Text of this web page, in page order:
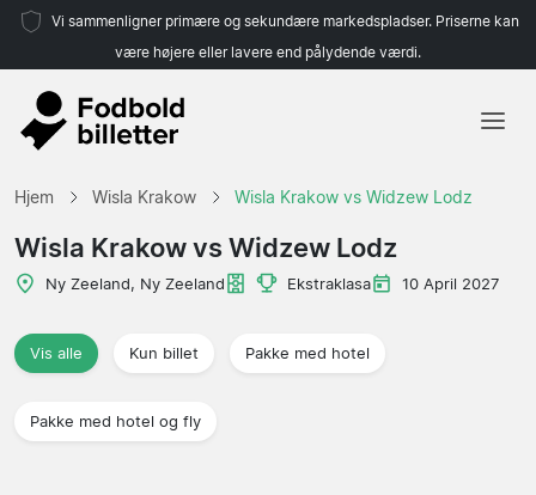
Vi sammenligner primære og sekundære markedspladser. Priserne kan
være højere eller lavere end pålydende værdi.
Hjem Wisla Krakow Wisla Krakow vs Widzew Lodz
Wisla Krakow vs Widzew Lodz
Ny Zeeland, Ny Zeeland Ekstraklasa 10 April 2027
Vis alle Kun billet Pakke med hotel
Pakke med hotel og fly